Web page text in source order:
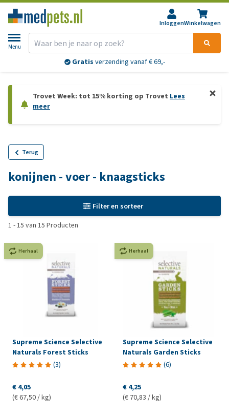
InloggenWinkelwagen
Menu
Gratis verzending vanaf € 69,-
Trovet Week: tot 15% korting op Trovet Lees
meer
Terug
konijnen - voer - knaagsticks
Filter en sorteer
1 -15 van 15 Producten
Herhaal
Supreme Science Selective
Naturals Forest Sticks
(3)
€ 4,05
(€ 67,50 / kg)
Herhaal
Supreme Science Selective
Naturals Garden Sticks
(6)
€ 4,25
(€ 70,83 / kg)